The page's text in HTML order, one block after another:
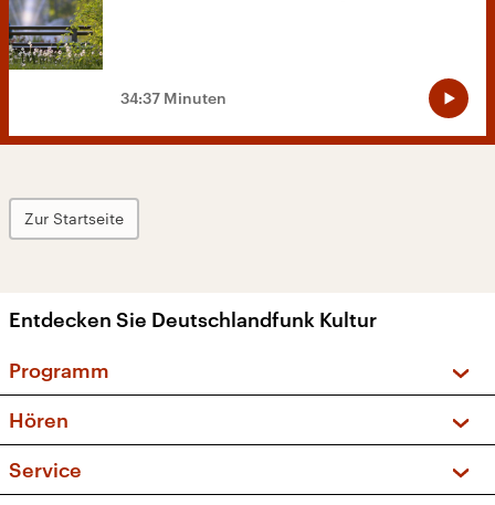
34:37 Minuten
Zur Startseite
Entdecken Sie Deutschlandfunk Kultur
Programm
Sendungen und Podcasts
Musikliste
Hören
Frequenzen (UKW + DAB+)
Service